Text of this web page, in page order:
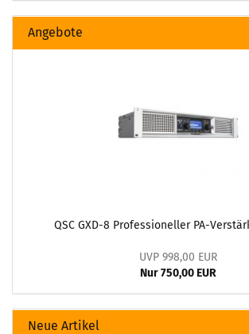
Angebote
QSC GXD-8 Professioneller PA-
UVP 998,00 EUR
Nur 750,00 EUR
Neue Artikel